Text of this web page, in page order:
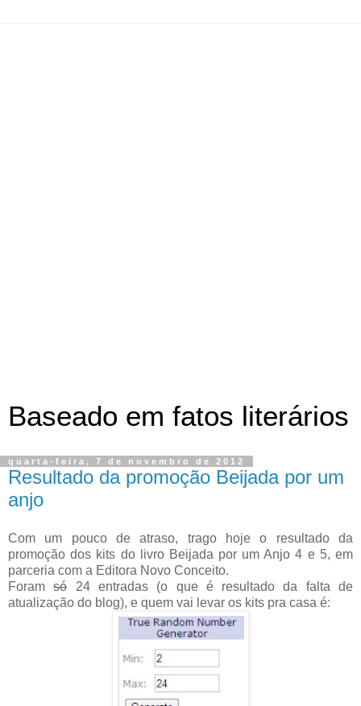
Baseado em fatos literários
quarta-feira, 7 de novembro de 2012
Resultado da promoção Beijada por um
anjo
Com um pouco de atraso, trago hoje o resultado da
promoção dos kits do livro Beijada por um Anjo 4 e 5, em
parceria com a Editora Novo Conceito.
Foramsó24 entradas (o que é resultado da falta de
atualização do blog), e quem vai levar os kits pra casa é: